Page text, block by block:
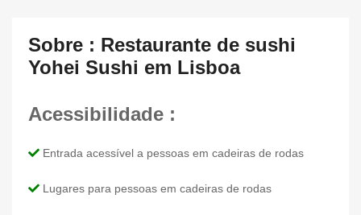
Sobre : Restaurante de sushi
Yohei Sushi em Lisboa
Acessibilidade :
Entrada acessível a pessoas em cadeiras de rodas
Lugares para pessoas em cadeiras de rodas